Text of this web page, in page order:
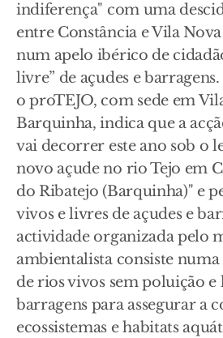
indiferença" com uma
entre Constância e Vila
num apelo ibérico de
livre” de açudes e
o proTEJO, com sede em
Barquinha, indica que a
vai decorrer este ano sob o
novo açude no rio Tejo em
do Ribatejo (Barquinha)" e
vivos e livres de açudes e
actividade organizada pelo
ambientalista consiste numa
de rios vivos sem poluição e
barragens para assegurar a
ecossistemas e habitats